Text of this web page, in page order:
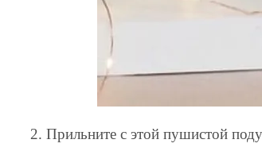
2. Прильните с этой пушистой